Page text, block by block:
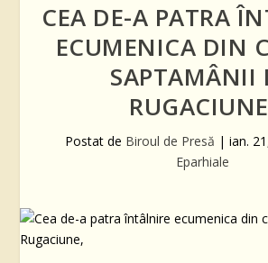
CEA DE-A PATRA
ECUMENICA DIN
SAPTAMÂNII
Postat de Biroul de Presă | ian.
Eparhiale